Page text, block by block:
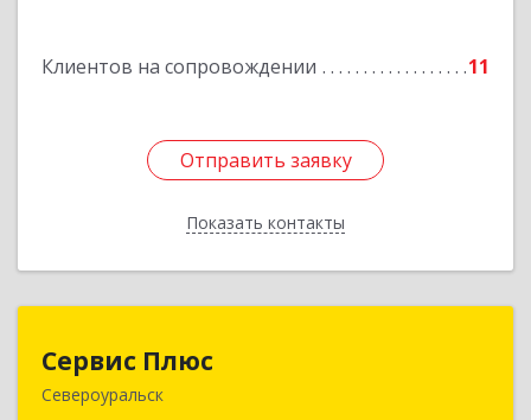
Клиентов на сопровождении 11
Отправить заявку
Показать контакты
Отправить заявку
Назад
Сервис Плюс
Североуральск
624480, Свердловская обл, Североуральск г,